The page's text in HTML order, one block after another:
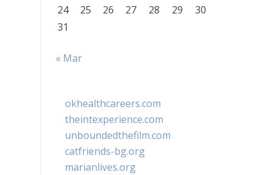
24
25 26 27 28 29
30
31
« Mar
okhealthcareers.com
theintexperience.com
unboundedthefilm.com
catfriends-bg.org
marianlives.org